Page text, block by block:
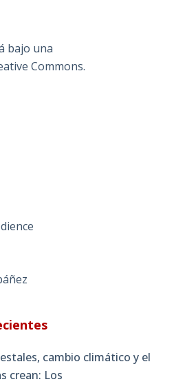
bajo una
Commons.
cambio climático y el
crean: Los